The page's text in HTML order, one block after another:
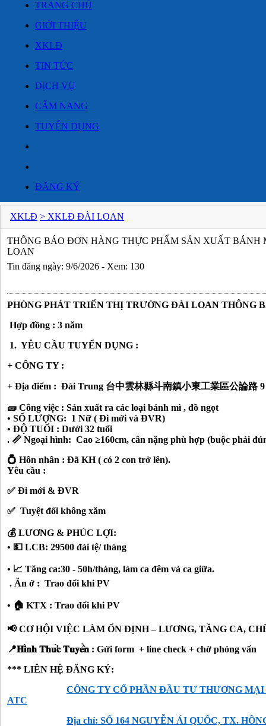
TRANG CHỦ
GIỚI THIỆU
XKLĐ
TIN TỨC
DỊCH VỤ
CẨM NANG
TUYỂN DỤNG
ĐĂNG KÝ
XKLĐ > XKLĐ ĐÀI LOAN
THÔNG BÁO ĐƠN HÀNG THỰC PHẨM SẢN XUẤT
LOAN
Tin đăng ngày: 9/6/2026 - Xem: 130
PHÒNG PHÁT TRIỂN THỊ TRƯỜNG ĐÀI LOAN THÔNG
Hợp đồng : 3 năm
1. YÊU CẦU TUYỂN DỤNG :
+ CÔNG TY :
+ Địa điểm : Đài Trung 台中雲林縣斗南鎮小東工業區公論路
🧱 Công việc : Sản xuất ra các loại bánh mì , đồ ngọt
• SỐ LƯỢNG: 1 Nữ ( Đi mới và ĐVR)
• ĐỘ TUỔI : Dưới 32 tuổi
. 📏 Ngoại hình: Cao ≥160cm, cân nặng phù hợp (buộc phải
💍 Hôn nhân : Đã KH ( có 2 con trở lên).
Yêu cầu :
✅ Đi mới & ĐVR
✅ Tuyệt đối không xăm
💰 LƯƠNG & PHÚC LỢI:
• 💵 LCB: 29500 đài tệ/ tháng
• 📈 Tăng ca:30 - 50h/tháng, làm ca đêm và ca giữa.
. Ăn ở : Trao đổi khi PV
• 🏠 KTX : Trao đổi khi PV
📢CƠ HỘI VIỆC LÀM ỔN ĐỊNH – LƯƠNG, TĂNG CA,
📍𝐇𝐢𝐧𝐡 𝐓𝐡𝐮𝐜 𝐓𝐮𝐲𝐞𝐧 : Gửi form + line check + chờ phỏng vấn
*** LIÊN HỆ ĐĂNG KÝ:
CÔNG TY CỔ PHẦN ĐẦU TƯ THƯƠNG
ATC
Địa chỉ: SỐ 164 NGUYỄN ÁI QUỐC, TX.